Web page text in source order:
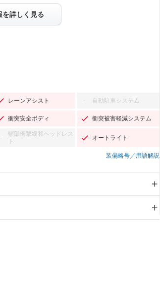
を詳しく見る
レーンアシスト － 自動駐車システム
衝突安全ボディ 衝突被害軽減システム
－
頸部衝撃緩和ヘッドレス
ト
オートライト
装備略号／用語解説